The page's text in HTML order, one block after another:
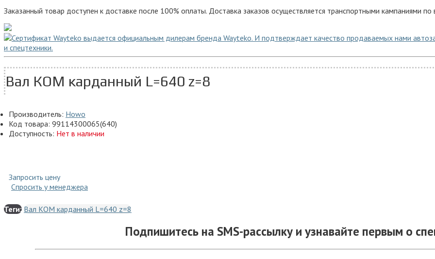
Заказанный товар доступен к доставке после 100% оплаты. Доставка заказов осуществляется транспортными кампаниями по
Вал КОМ карданный L=640 z=8
Производитель: Howo
Код товара: 99114300065(640)
Доступность: Нет в наличии
Запросить цену
Спросить у менеджера
Теги: Вал КОМ карданный L=640 z=8
Подпишитесь на SMS-рассылку и узнавайте первым о